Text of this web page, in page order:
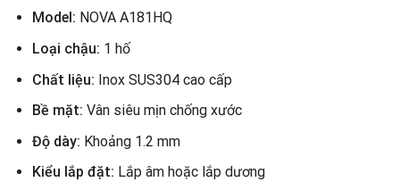
Model: NOVA A181HQ
Loại chậu: 1 hố
Chất liệu: Inox SUS304 cao cấp
Bề mặt: Vân siêu mịn chống xước
Độ dày: Khoảng 1.2 mm
Kiểu lắp đặt: Lắp âm hoặc lắp dương